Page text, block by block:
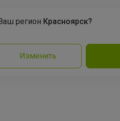
регион Красноярск?
Изменить
Команда